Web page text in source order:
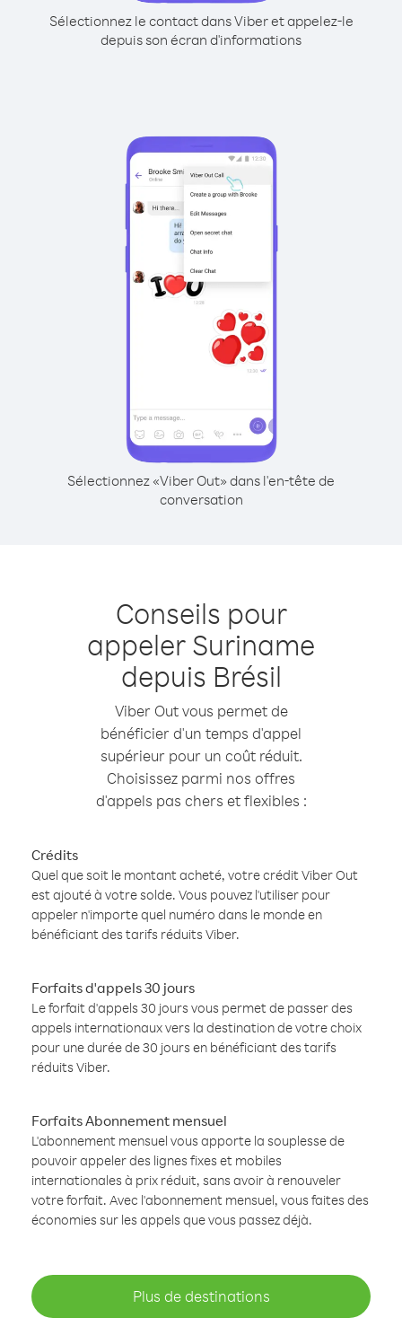
Sélectionnez le contact dans Viber et appelez-le
depuis son écran d'informations
Sélectionnez «Viber Out» dans l'en-tête de
conversation
Conseils pour
appeler Suriname
depuis Brésil
Viber Out vous permet de
bénéficier d'un temps d'appel
supérieur pour un coût réduit.
Choisissez parmi nos offres
d'appels pas chers et flexibles :
Crédits
Quel que soit le montant acheté, votre crédit Viber Out
est ajouté à votre solde. Vous pouvez l'utiliser pour
appeler n'importe quel numéro dans le monde en
bénéficiant des tarifs réduits Viber.
Forfaits d'appels 30 jours
Le forfait d'appels 30 jours vous permet de passer des
appels internationaux vers la destination de votre choix
pour une durée de 30 jours en bénéficiant des tarifs
réduits Viber.
Forfaits Abonnement mensuel
L'abonnement mensuel vous apporte la souplesse de
pouvoir appeler des lignes fixes et mobiles
internationales à prix réduit, sans avoir à renouveler
votre forfait. Avec l'abonnement mensuel, vous faites des
économies sur les appels que vous passez déjà.
Plus de destinations